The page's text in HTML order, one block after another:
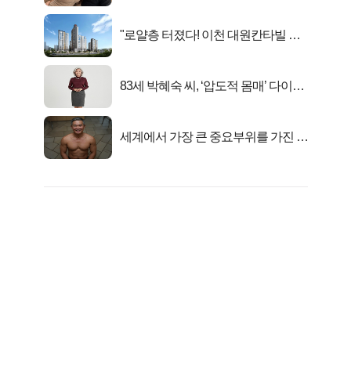
"로얄층 터졌다! 이천 대원칸타빌 잔
83세 박혜숙 씨, ‘압도적 몸매’ 다이어
세계에서 가장 큰 중요부위를 가진 남